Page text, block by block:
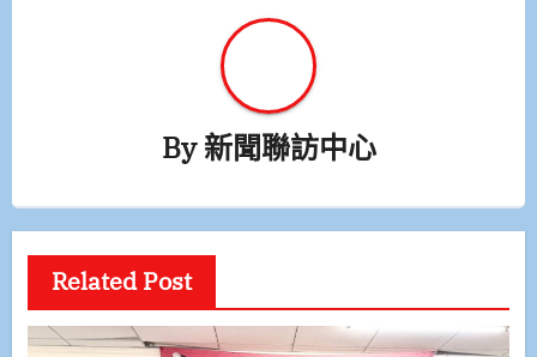
By新聞聯訪中心
Related Post